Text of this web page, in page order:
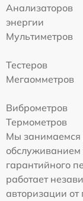
Анализаторов
энергии
Мультиметров
Тестеров
Мегаомметров
Виброметров
Термометров
Мы занимаемся
обслуживанием
гарантийного
работает
авторизации